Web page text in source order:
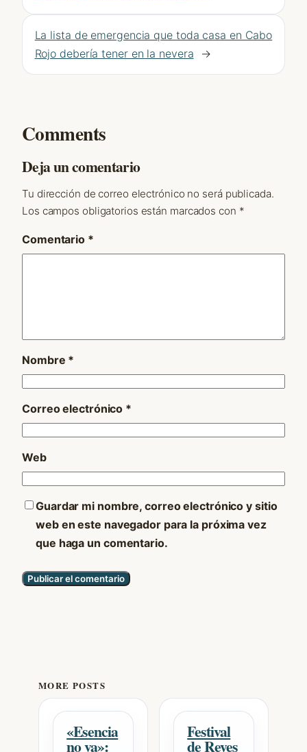
La lista de emergencia que toda casa en Cabo
Rojo debería tener en la nevera
→
Comments
Deja un comentario
Tu dirección de correo electrónico no será publicada.
Los campos obligatorios están marcados con *
Comentario *
Nombre *
Correo electrónico *
Web
Guardar mi nombre, correo electrónico y sitio
web en este navegador para la próxima vez
que haga un comentario.
MORE POSTS
«Esencia
no va»:
Festival
de Reyes